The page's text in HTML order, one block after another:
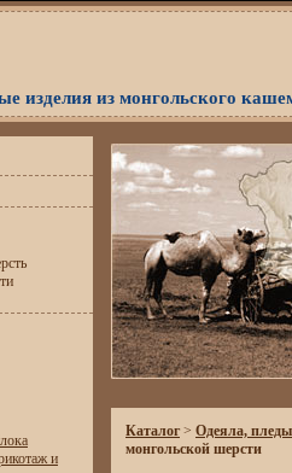
изделия из монгольского
и
Каталог > Одеяла, пледы
монгольской шерсти